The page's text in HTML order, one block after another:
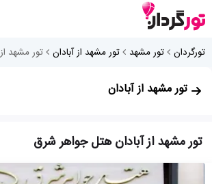
تورگردان تور مشهد تور مشهد از آبادان تور مشهد
تور مشهد از آبادان
تور مشهد از آبادان هتل جواهر شرق